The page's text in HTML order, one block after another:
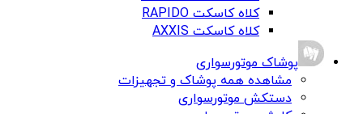
کلاه کاسکت RAPIDO
کلاه کاسکت AXXIS
پوشاک موتورسواری
مشاهده همه پوشاک و تجهیزات
دستکش موتورسواری